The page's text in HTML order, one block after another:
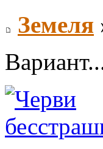
Земеля